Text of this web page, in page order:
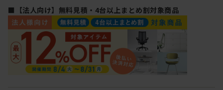
■【法人向け】無料見積・4台以上まとめ割対象商品